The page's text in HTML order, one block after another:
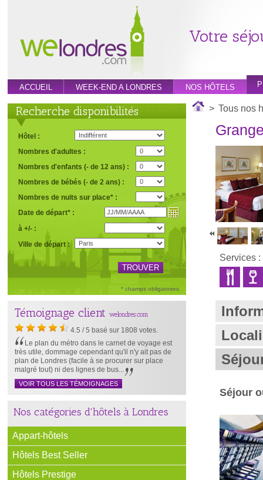
Votre
ACCUEIL WEEK-END A LONDRES NOS HÔTELS
> Tous nos
Services :
Séjour
Recherche disponibilités
Hôtel :
Nombres d'adultes :
Nombres d'enfants (- de 12 ans) :
Nombres de bébés (- de 2 ans) :
Nombres de nuits sur place* :
Date de départ* :
à +/- :
Ville de départ :
* champs obligatoires
Témoignage client welondres.com
4.5 /5 basé sur 1808 votes.
Le plan du métro dans le carnet de voyage est
très utile, dommage cependant qu'il n'y ait pas de
plan de Londres (facile à se procurer sur place
malgré tout) ni des lignes de bus...
VOIR TOUS LES TÉMOIGNAGES
Nos catégories d'hôtels à Londres
Appart-hôtels
Hôtels Best Seller
Hôtels Prestige